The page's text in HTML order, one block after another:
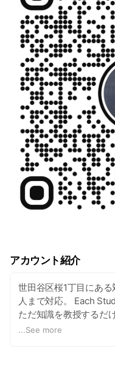
アカウント紹介
世田谷区桜1丁目にあ
人まで対応。 Each
ただ知識を教授するだ
も取り組む。
...See more